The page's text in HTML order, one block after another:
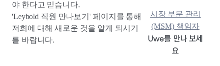
야 한다고 믿습니다.
'Leybold 직원 만나보기' 페이지를 통해
저희에 대해 새로운 것을 알게 되시기
를 바랍니다.
시장 부문 관리
(MSM) 책임자
Uwe를 만나 보세
요